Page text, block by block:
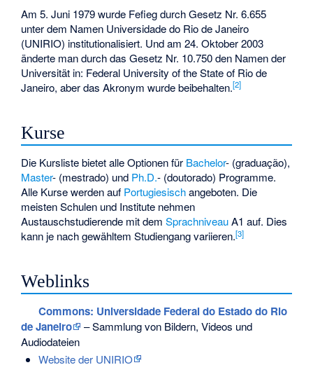
Am 5. Juni 1979 wurde Fefieg durch Gesetz Nr. 6.655
unter dem Namen Universidade do Rio de Janeiro
(UNIRIO) institutionalisiert. Und am 24. Oktober 2003
änderte man durch das Gesetz Nr. 10.750 den Namen der
Universität in: Federal University of the State of Rio de
Janeiro, aber das Akronym wurde beibehalten.[2]
Kurse
Die Kursliste bietet alle Optionen für Bachelor- (graduação),
Master- (mestrado) und Ph.D.- (doutorado) Programme.
Alle Kurse werden auf Portugiesischangeboten. Die
meisten Schulen und Institute nehmen
Austauschstudierende mit demSprachniveauA1 auf. Dies
kann je nach gewähltem Studiengang variieren.[3]
Weblinks
Commons: Universidade Federal do Estado do Rio
de Janeiro
– Sammlung von Bildern, Videos und
Audiodateien
Website der UNIRIO